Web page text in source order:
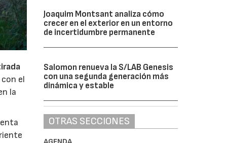
el
la
Joaquim Montsant analiza cómo
crecer en el exterior en un entorno
de incertidumbre permanente
Salomon renueva la S/LAB Genesis
con una segunda generación más
dinámica y estable
OTRAS SECCIONES